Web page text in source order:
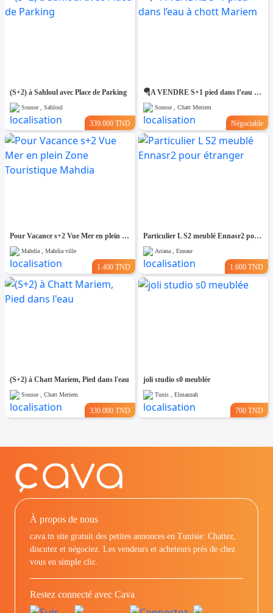
(S+2) à Sahloul avec Place de Parking
Sousse , Sahloul
339.000 TND
🪂A VENDRE S+1 pied dans l’eau à chott Mariem
Sousse , Chatt Meriem
Négociable
Pour Vacance s+2 Vue Mer en plein Zone Touristique Mahdia
Mahdia , Mahdia ville
1.400 TND
Particulier L S2 meublé Ennasr2 pour étranger
Ariana , Ennasr
1.600 TND
(S+2) à Chatt Mariem, Pied dans l'eau
Sousse , Chatt Meriem
330.000 TND
joli studio s0 meublée
Tunis , Elmanzah
700 TND
À propos de nous
cava.tn site gratuit des petites annonces en Tunisie: Chattez,
discutez et négociez. Les vendeurs et acheteurs prés de chez
vous en simple clic.
Restez connecté avec Cava